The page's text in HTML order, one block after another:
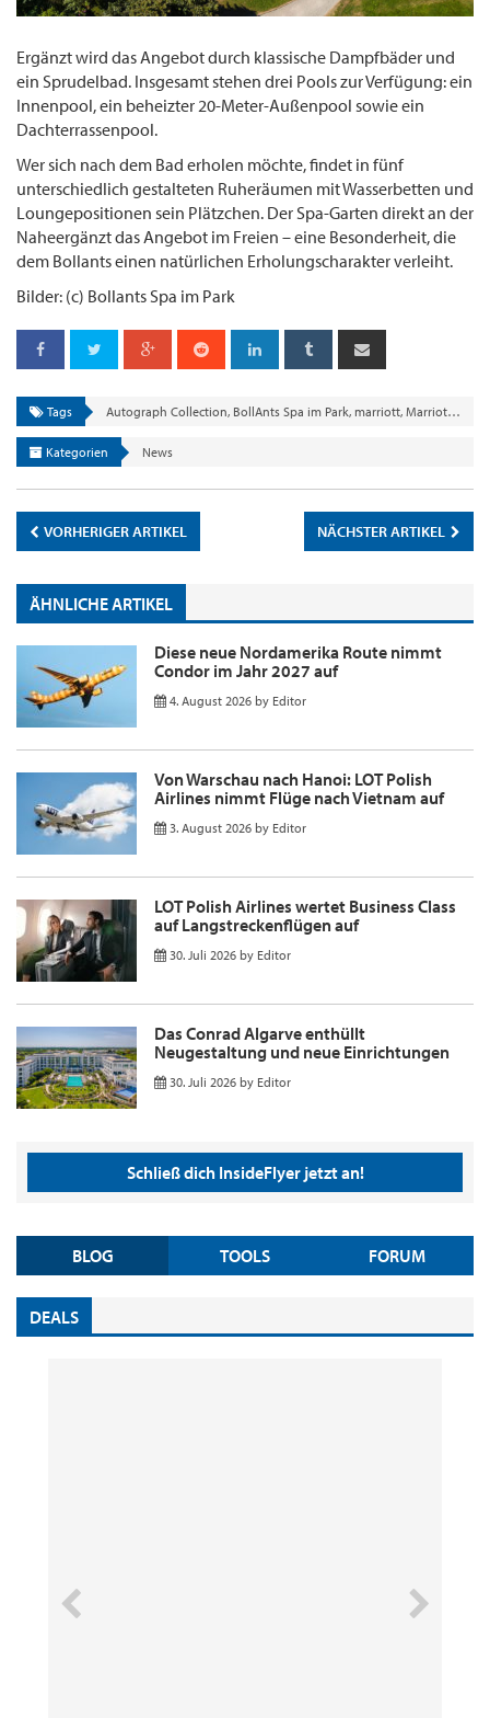
Ergänzt wird das Angebot durch klassische Dampfbäder und
ein Sprudelbad. Insgesamt stehen drei Pools zur Verfügung: ein
Innenpool, ein beheizter 20-Meter-Außenpool sowie ein
Dachterrassenpool.
Wer sich nach dem Bad erholen möchte, findet in fünf
unterschiedlich gestalteten Ruheräumen mit Wasserbetten und
Loungepositionen sein Plätzchen. Der Spa-Garten direkt an der
Naheergänzt das Angebot im Freien – eine Besonderheit, die
dem Bollants einen natürlichen Erholungscharakter verleiht.
Bilder: (c) Bollants Spa im Park
Tags Autograph Collection, BollAnts Spa im Park, marriott, Marriott Bonvoy
Kategorien News
VORHERIGER ARTIKEL NÄCHSTER ARTIKEL
ÄHNLICHE ARTIKEL
Diese neue Nordamerika Route nimmt
Condor im Jahr 2027 auf
4. August 2026 by Editor
Von Warschau nach Hanoi: LOT Polish
Airlines nimmt Flüge nach Vietnam auf
3. August 2026 by Editor
LOT Polish Airlines wertet Business Class
auf Langstreckenflügen auf
30. Juli 2026 by Editor
Das Conrad Algarve enthüllt
Neugestaltung und neue Einrichtungen
30. Juli 2026 by Editor
Schließ dich InsideFlyer jetzt an!
BLOG TOOLS FORUM
DEALS